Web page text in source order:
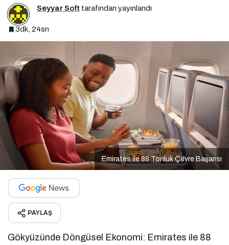
Seyyar Soft tarafından yayınlandı
3dk, 24sn
Emirates ile 88 Tonluk Çevre Başarısı
PAYLAŞ
Gökyüzünde Döngüsel Ekonomi: Emirates ile 88